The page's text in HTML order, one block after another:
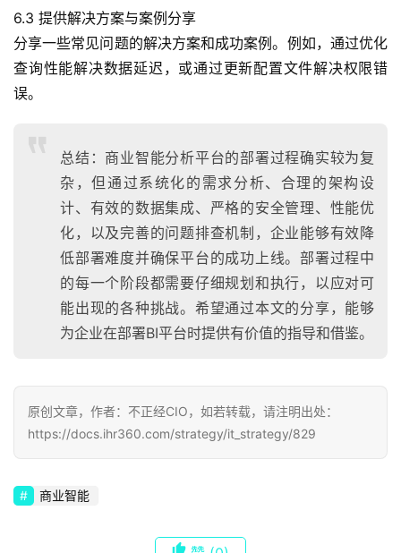
6.3 提供解决方案与案例分享
分享一些常见问题的解决方案和成功案例。例如，通过优化
查询性能解决数据延迟，或通过更新配置文件解决权限错
误。
总结：商业智能分析平台的部署过程确实较为复
杂，但通过系统化的需求分析、合理的架构设
计、有效的数据集成、严格的安全管理、性能优
化，以及完善的问题排查机制，企业能够有效降
低部署难度并确保平台的成功上线。部署过程中
的每一个阶段都需要仔细规划和执行，以应对可
能出现的各种挑战。希望通过本文的分享，能够
为企业在部署BI平台时提供有价值的指导和借鉴。
原创文章，作者：不正经CIO，如若转载，请注明出处：
https://docs.ihr360.com/strategy/it_strategy/829
商业智能